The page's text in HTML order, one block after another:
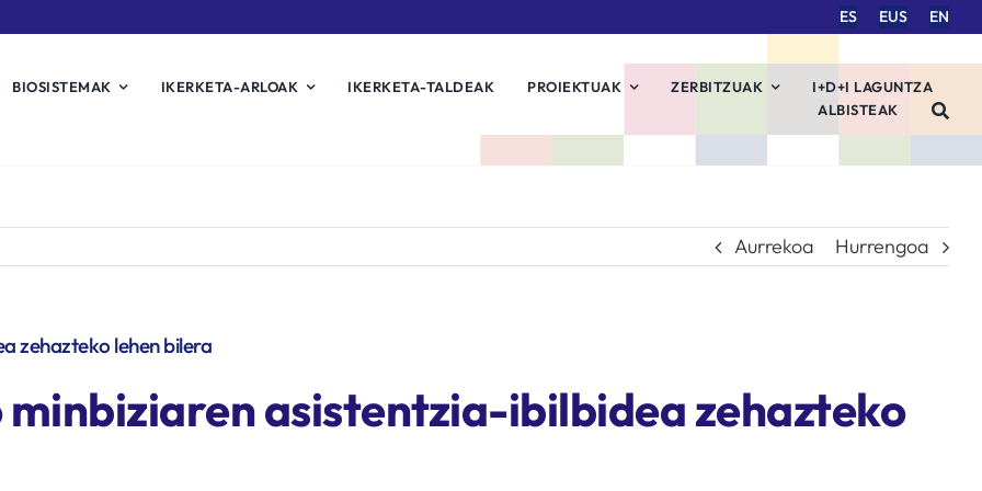
ES EUS EN
BIOSISTEMAK IKERKETA-ARLOAK IKERKETA-TALDEAK PROIEKTUAK ZERBITZUAK
I+D+I LAGUNTZA
ALBISTEAK
Aurrekoa Hurrengoa
zehazteko lehen bilera
asistentzia-ibilbidea zehazteko